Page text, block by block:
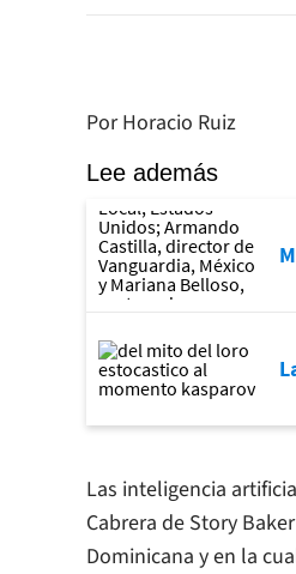
Por Horacio Ruiz
Lee además
Las inteligencia
Cabrera de Story
Dominicana y en la